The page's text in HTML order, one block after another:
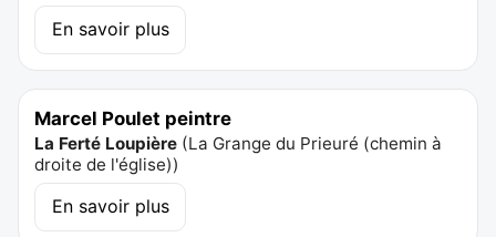
En savoir plus
Marcel Poulet peintre
La Ferté Loupière (La Grange du Prieuré (chemin à
droite de l'église))
En savoir plus